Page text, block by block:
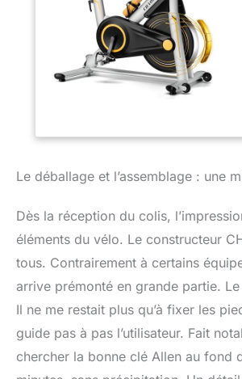
Le déballage et l’assemblage : une
Dès la réception du colis,
éléments du vélo. Le constructeur
tous. Contrairement à certains
arrive prémonté en grande partie.
Il ne me restait plus qu’à fixer les
guide pas à pas l’utilisateur. Fait
chercher la bonne clé Allen au fond